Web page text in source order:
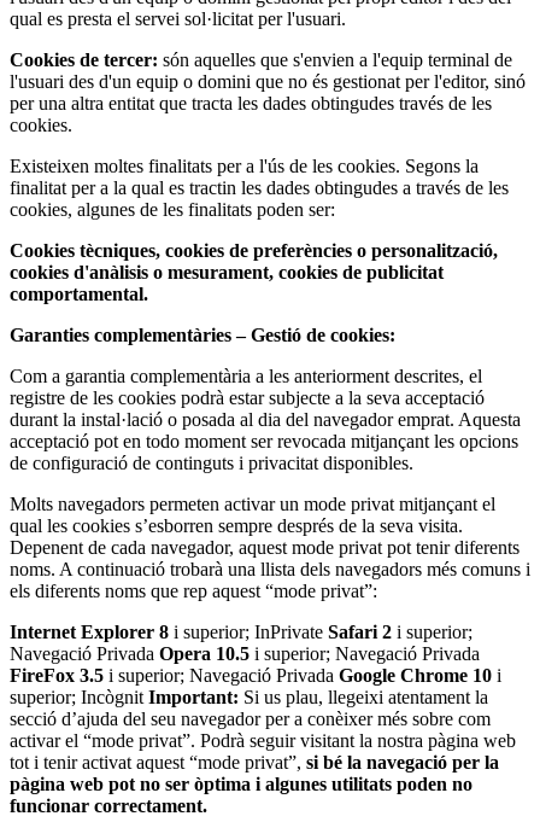
qual es presta el servei sol·licitat per l'usuari.
Cookies de tercer: són aquelles que s'envien a l'equip terminal de
l'usuari des d'un equip o domini que no és gestionat per l'editor, sinó
per una altra entitat que tracta les dades obtingudes través de les
cookies.
Existeixen moltes finalitats per a l'ús de les cookies. Segons la
finalitat per a la qual es tractin les dades obtingudes a través de les
cookies, algunes de les finalitats poden ser:
Cookies tècniques, cookies de preferències o personalització,
cookies d'anàlisis o mesurament, cookies de publicitat
comportamental.
Garanties complementàries – Gestió de cookies:
Com a garantia complementària a les anteriorment descrites, el
registre de les cookies podrà estar subjecte a la seva acceptació
durant la instal·lació o posada al dia del navegador emprat. Aquesta
acceptació pot en todo moment ser revocada mitjançant les opcions
de configuració de continguts i privacitat disponibles.
Molts navegadors permeten activar un mode privat mitjançant el
qual les cookies s’esborren sempre després de la seva visita.
Depenent de cada navegador, aquest mode privat pot tenir diferents
noms. A continuació trobarà una llista dels navegadors més comuns i
els diferents noms que rep aquest “mode privat”:
Internet Explorer 8 i superior; InPrivate Safari 2 i superior;
Navegació Privada Opera 10.5 i superior; Navegació Privada
FireFox 3.5 i superior; Navegació Privada Google Chrome 10 i
superior; IncògnitImportant: Si us plau, llegeixi atentament la
secció d’ajuda del seu navegador per a conèixer més sobre com
activar el “mode privat”. Podrà seguir visitant la nostra pàgina web
tot i tenir activat aquest “mode privat”, si bé la navegació per la
pàgina web pot no ser òptima i algunes utilitats poden no
funcionar correctament.